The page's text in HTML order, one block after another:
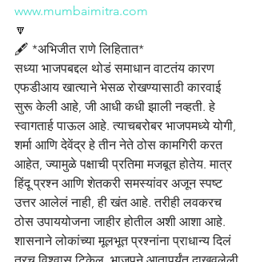
www.mumbaimitra.com
🔽
🖋️ *अभिजीत राणे लिहितात*
सध्या भाजपबद्दल थोडं समाधान वाटतंय कारण
एफडीआय खात्याने भेसळ रोखण्यासाठी कारवाई
सुरू केली आहे, जी आधी कधी झाली नव्हती. हे
स्वागतार्ह पाऊल आहे. त्याचबरोबर भाजपमध्ये योगी,
शर्मा आणि देवेंद्र हे तीन नेते ठोस कामगिरी करत
आहेत, ज्यामुळे पक्षाची प्रतिमा मजबूत होतेय. मात्र
हिंदू प्रश्न आणि शेतकरी समस्यांवर अजून स्पष्ट
उत्तर आलेलं नाही, ही खंत आहे. तरीही लवकरच
ठोस उपाययोजना जाहीर होतील अशी आशा आहे.
शासनाने लोकांच्या मूलभूत प्रश्नांना प्राधान्य दिलं